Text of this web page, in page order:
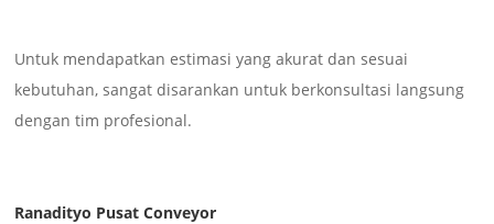
Untuk mendapatkan estimasi yang akurat dan sesuai
kebutuhan, sangat disarankan untuk berkonsultasi langsung
dengan tim profesional.
Ranadityo Pusat Conveyor